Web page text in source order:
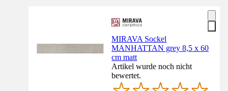
MIRAVA Sockel
MANHATTAN grey 8,5 x 60
cm matt
Artikel wurde noch nicht
bewertet.